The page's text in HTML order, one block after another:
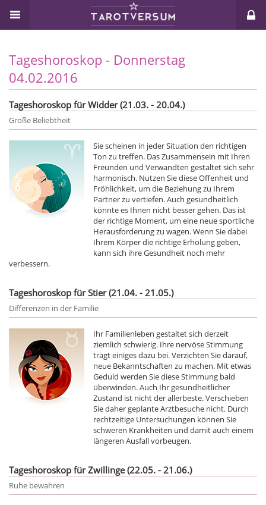
Tageshoroskop - Donnerstag
04.02.2016
Tageshoroskop für Widder (21.03. - 20.04.)
Große Beliebtheit
Sie scheinen in jeder Situation den richtigen
Ton zu treffen. Das Zusammensein mit Ihren
Freunden und Verwandten gestaltet sich sehr
harmonisch. Nutzen Sie diese Offenheit und
Fröhlichkeit, um die Beziehung zu Ihrem
Partner zu vertiefen. Auch gesundheitlich
könnte es Ihnen nicht besser gehen. Das ist
der richtige Moment, um eine neue sportliche
Herausforderung zu wagen. Wenn Sie dabei
Ihrem Körper die richtige Erholung geben,
kann sich ihre Gesundheit noch mehr
verbessern.
Tageshoroskop für Stier (21.04. - 21.05.)
Differenzen in der Familie
Ihr Familienleben gestaltet sich derzeit
ziemlich schwierig. Ihre nervöse Stimmung
trägt einiges dazu bei. Verzichten Sie darauf,
neue Bekanntschaften zu machen. Mit etwas
Geduld werden Sie diese Stimmung bald
überwinden. Auch Ihr gesundheitlicher
Zustand ist nicht der allerbeste. Verschieben
Sie daher geplante Arztbesuche nicht. Durch
rechtzeitige Untersuchungen können Sie
schweren Krankheiten und damit auch einem
längeren Ausfall vorbeugen.
Tageshoroskop für Zwillinge (22.05. - 21.06.)
Ruhe bewahren